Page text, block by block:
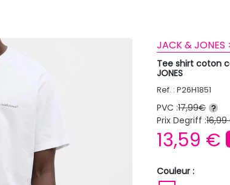
JACK & JONES
Tee shirt coton
JONES
Ref. : P26H1851
PVC :17,99€ ?
Prix Degriff :
13,59 €
Couleur :